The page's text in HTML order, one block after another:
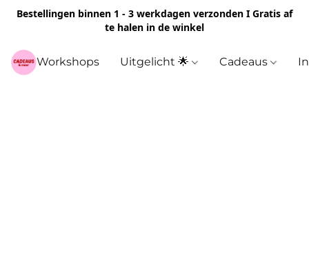
Bestellingen binnen 1 - 3 werkdagen verzonden I Gratis af
te halen in de winkel
Workshops Uitgelicht 🌟 Cadeaus